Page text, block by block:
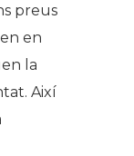
preus
en
la
Així